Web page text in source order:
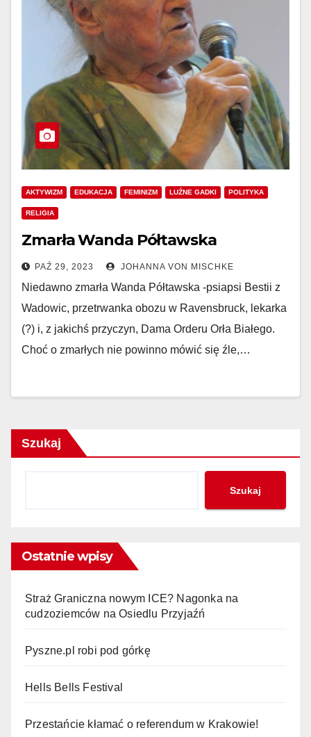
AKTYWIZM EDUKACJA FEMINIZM LUŹNE GADKI POLITYKA
RELIGIA
Zmarła Wanda Półtawska
PAŹ 29, 2023 JOHANNA VON MISCHKE
Niedawno zmarła Wanda Półtawska -psiapsi Bestii z
Wadowic, przetrwanka obozu w Ravensbruck, lekarka
(?) i, z jakichś przyczyn, Dama Orderu Orła Białego.
Choć o zmarłych nie powinno mówić się źle,…
Szukaj
Szukaj
Ostatnie wpisy
Straż Graniczna nowym ICE? Nagonka na
cudzoziemców na Osiedlu Przyjaźń
Pyszne.pl robi pod górkę
Hells Bells Festival
Przestańcie kłamać o referendum w Krakowie!